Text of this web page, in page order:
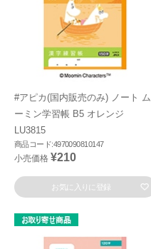
#アピカ(国内販売のみ) ノート ム
ーミン学習帳 B5 オレンジ
LU3815
商品コード:4970090810147
小売価格 ¥210
お気に入りに登録